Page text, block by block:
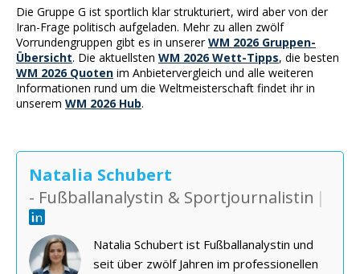
Die Gruppe G ist sportlich klar strukturiert, wird aber von der
Iran-Frage politisch aufgeladen. Mehr zu allen zwölf
Vorrundengruppen gibt es in unsererWM 2026 Gruppen-
Übersicht. Die aktuellsten WM 2026 Wett-Tipps, die besten
WM 2026 Quoten im Anbietervergleich und alle weiteren
Informationen rund um die Weltmeisterschaft findet ihr in
unserem WM 2026 Hub.
Natalia Schubert
- Fußballanalystin & Sportjournalistin |
Natalia Schubert ist Fußballanalystin und
seit über zwölf Jahren im professionellen